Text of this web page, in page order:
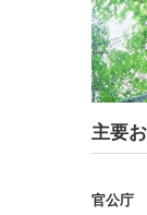
主要
官公庁